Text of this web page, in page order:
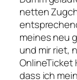
netten
meines neu
und mir riet,
OnlineTicket
dass ich